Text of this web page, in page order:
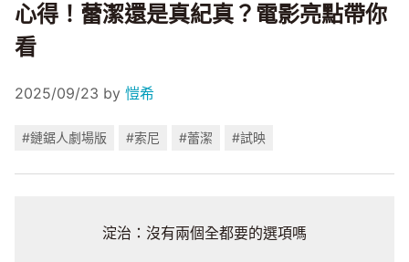
心得！蕾潔還是真紀真？電影亮點帶你
看
2025/09/23 by 愷希
#鏈鋸人劇場版 #索尼 #蕾潔 #試映
淀治：沒有兩個全都要的選項嗎